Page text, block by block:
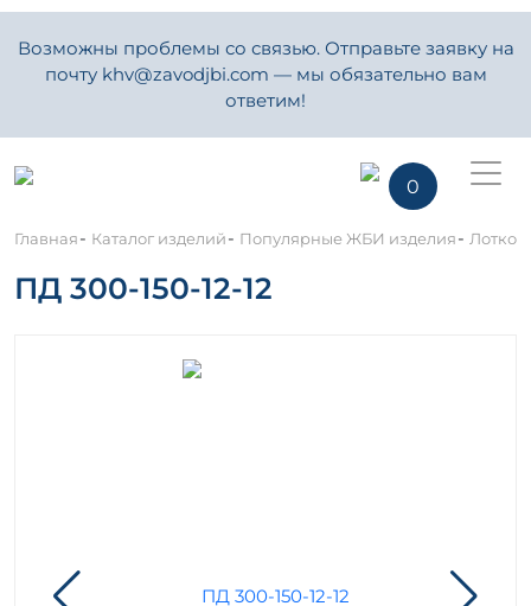
Возможны проблемы со связью. Отправьте заявку на
почту khv@zavodjbi.com — мы обязательно вам
ответим!
0
Главная- Каталог изделий- Популярные ЖБИ изделия-
ПД 300-150-12-12